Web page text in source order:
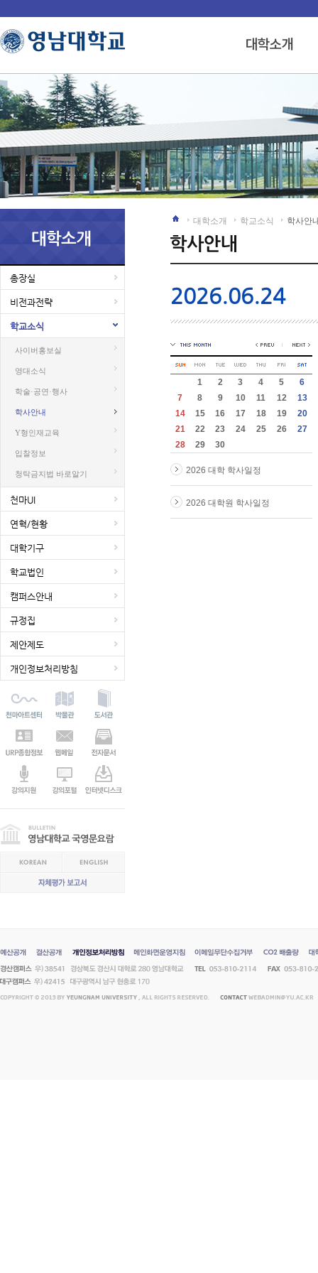
총장실
비전과전략
학교소식
사이버홍보실
영대소식
학술·공연·행사
학사안내
Y형인재교육
입찰정보
청탁금지법 바로알기
천마UI
연혁/현황
대학기구
학교법인
캠퍼스안내
규정집
제안제도
개인정보처리방침
대학소개 학교소식 학사안
2026.06.24
1 2 3 4 5
6
7
8 9 10 11 12
13
14
15 16 17 18 19
20
21
22 23 24 25 26
27
28
29 30
2026 대학 학사일정
2026 대학원 학사일정